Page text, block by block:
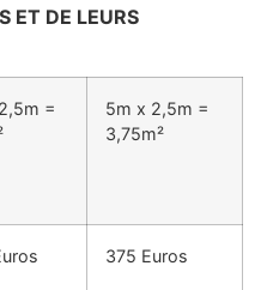
ET DE LEURS
=
5m x 2,5m =
3,75m²
375 Euros